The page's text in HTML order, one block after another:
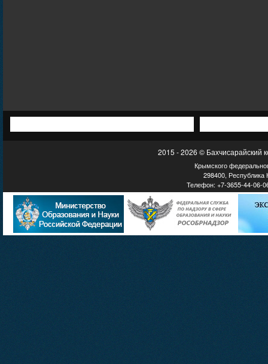
2015 - 2026 © Бахчисарайский
Крымского
298400, Республика
Телефон: +7-3655-44-06-